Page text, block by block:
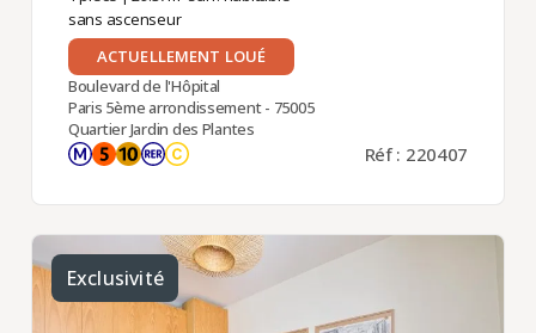
sans ascenseur
ACTUELLEMENT LOUÉ
Boulevard de l'Hôpital
Paris 5ème arrondissement - 75005
Quartier Jardin des Plantes
Réf : 220407
Exclusivité